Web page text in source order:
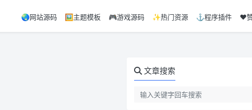
🌏网站源码 🖼️主题模板 🎮游戏源码 ✨热门资源 ⚓程序插件 ❤️
文章搜索